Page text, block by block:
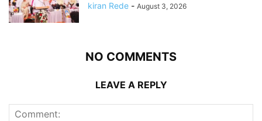
kiran Rede - August 3, 2026
NO COMMENTS
LEAVE A REPLY